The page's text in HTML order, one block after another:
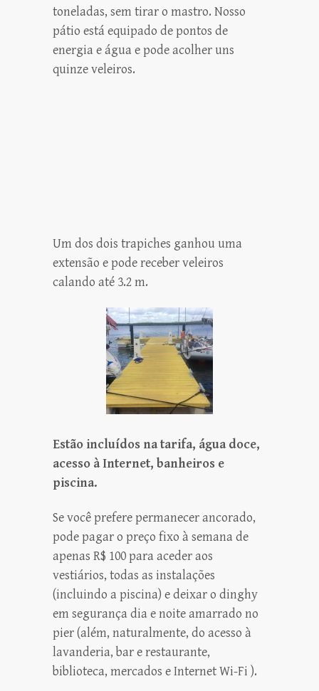
toneladas, sem tirar o mastro. Nosso
pátio está equipado de pontos de
energia e água e pode acolher uns
quinze veleiros.
Um dos dois trapiches ganhou uma
extensão e pode receber veleiros
calando até 3.2 m.
Estão incluídos na tarifa, água doce,
acesso à Internet, banheiros e
piscina.
Se você prefere permanecer ancorado,
pode pagar o preço fixo à semana de
apenas R$ 100 para aceder aos
vestiários, todas as instalações
(incluindo a piscina) e deixar o dinghy
em segurança dia e noite amarrado no
pier (além, naturalmente, do acesso à
lavanderia, bar e restaurante,
biblioteca, mercados e Internet Wi-Fi ).